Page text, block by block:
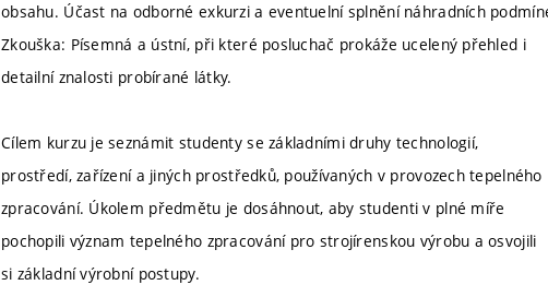
obsahu. Účast na odborné exkurzi a eventuelní splnění náhradních
Zkouška: Písemná a ústní, při které posluchač prokáže ucelený přehled i
detailní znalosti probírané látky.
Cílem kurzu je seznámit studenty se základními druhy technologií,
prostředí, zařízení a jiných prostředků, používaných v provozech tepelného
zpracování. Úkolem předmětu je dosáhnout, aby studenti v plné míře
pochopili význam tepelného zpracování pro strojírenskou výrobu a osvojili
si základní výrobní postupy.